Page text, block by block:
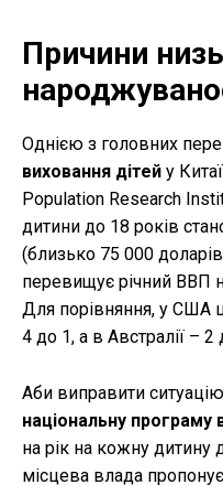
Причини
Однією з головних
виховання дітей у
Population Research
дитини до 18 років
(близько 75 000
перевищує річний ВВП
Для порівняння, у США
4 до 1, а в Австралії – 2
Аби виправити
національну програму
на рік на кожну дитину
місцева влада